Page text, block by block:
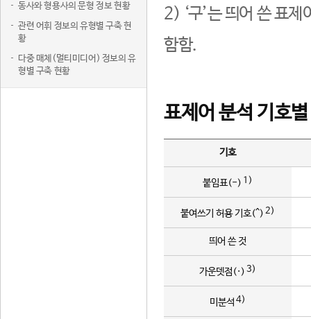
동사와 형용사의 문형 정보 현황
관련 어휘 정보의 유형별 구축 현
황
다중 매체(멀티미디어) 정보의 유
형별 구축 현황
2) ‘구’는 띄어 쓴 표
함함.
표제어 분석 기호
기호
붙임표(-) 1)
붙여쓰기 허용 기호(^) 2)
띄어 쓴 것
가운뎃점(·) 3)
미분석 4)